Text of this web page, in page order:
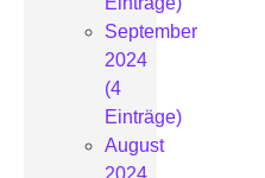
September
2024
(4
Einträge)
August